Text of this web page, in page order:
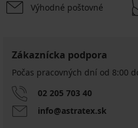
Výpredaj -50%
PREMIUM
Hrejivý
DKNY
Elm
Green
župan
Jenesis
dlhý
41,99
€
Výhodné poštovné
Zákaznícka podpora
Počas pracovných dní od 8:00
02 205 703 40
info@astratex.sk